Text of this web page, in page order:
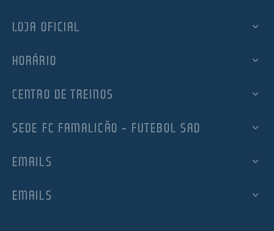
LOJA OFICIAL
HORÁRIO
CENTRO DE TREINOS
SEDE FC FAMALICÃO – FUTEBOL SAD
EMAILS
EMAILS